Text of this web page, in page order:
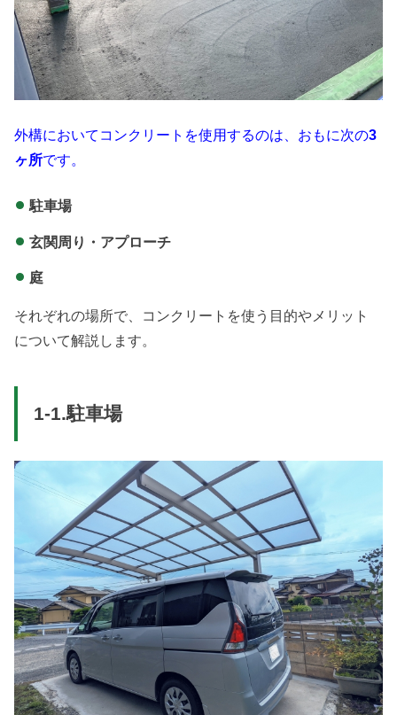
外構においてコンクリートを使用するのは、おもに次の3
ヶ所です。
駐車場
玄関周り・アプローチ
庭
それぞれの場所で、コンクリートを使う目的やメリット
について解説します。
1-1.駐車場